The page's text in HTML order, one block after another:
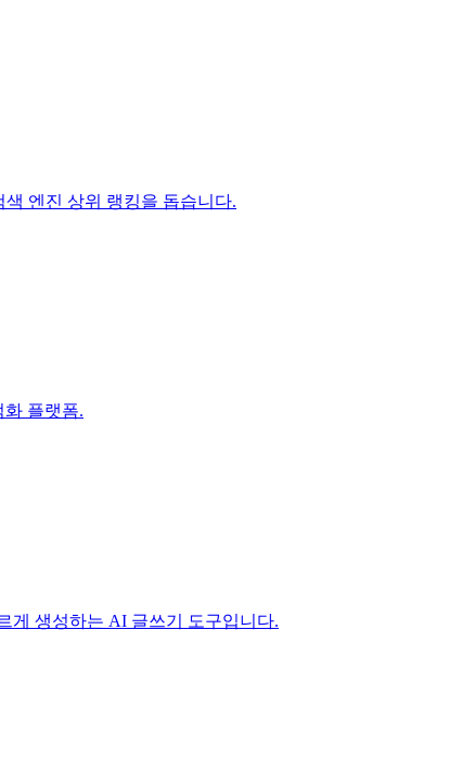
엔진 상위 랭킹을 돕습니다.
화 플랫폼.
게 생성하는 AI 글쓰기 도구입니다.